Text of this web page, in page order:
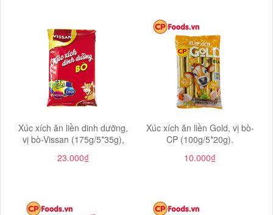
Xúc xích ăn liền dinh dưỡng,
vị bò-Vissan (175g/5*35g),
23.000₫
Xúc xích ăn liền Gold, vị bò-
CP (100g/5*20g).
10.000₫